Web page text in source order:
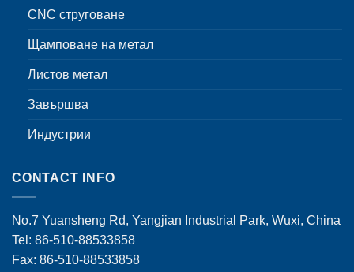
CNC струговане
Щамповане на метал
Листов метал
Завършва
Индустрии
CONTACT INFO
No.7 Yuansheng Rd, Yangjian Industrial Park, Wuxi, China
Tel: 86-510-88533858
Fax: 86-510-88533858